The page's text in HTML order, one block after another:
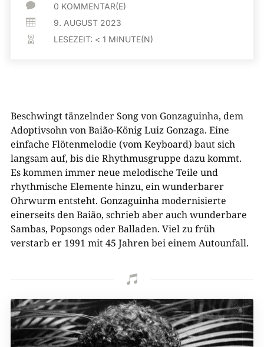
 0 KOMMENTAR(E)
 9. AUGUST 2023
 LESEZEIT: < 1 MINUTE(N)
Beschwingt tänzelnder Song von Gonzaguinha, dem
Adoptivsohn von Baião-König Luiz Gonzaga. Eine
einfache Flötenmelodie (vom Keyboard) baut sich
langsam auf, bis die Rhythmusgruppe dazu kommt.
Es kommen immer neue melodische Teile und
rhythmische Elemente hinzu, ein wunderbarer
Ohrwurm entsteht. Gonzaguinha modernisierte
einerseits den Baião, schrieb aber auch wunderbare
Sambas, Popsongs oder Balladen. Viel zu früh
verstarb er 1991 mit 45 Jahren bei einem Autounfall.
